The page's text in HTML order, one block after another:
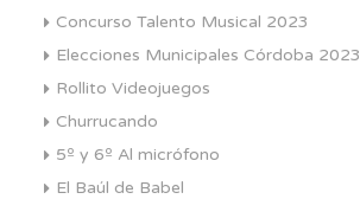
Concurso Talento Musical 2023
Elecciones Municipales Córdoba 2023
Rollito Videojuegos
Churrucando
5º y 6º Al micrófono
El Baúl de Babel